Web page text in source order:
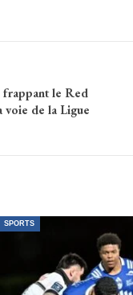
frappant le Red
voie de la Ligue
SPORTS